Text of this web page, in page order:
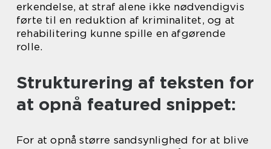
erkendelse, at straf alene ikke nødvendigvis
førte til en reduktion af kriminalitet, og at
rehabilitering kunne spille en afgørende
rolle.
Strukturering af teksten for
at opnå featured snippet:
For at opnå større sandsynlighed for at blive